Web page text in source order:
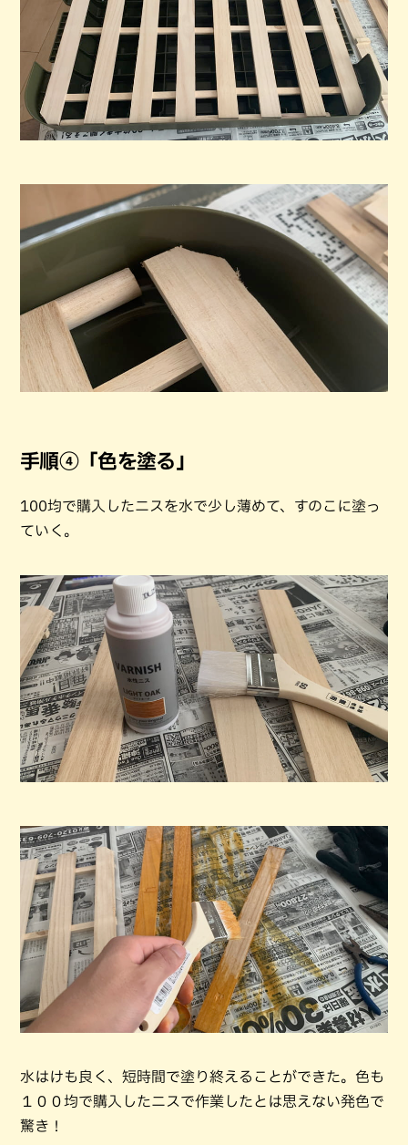
手順④「色を塗る」
100均で購入したニスを水で少し薄めて、すのこに塗っ
ていく。
水はけも良く、短時間で塗り終えることができた。色も
１００均で購入したニスで作業したとは思えない発色で
驚き！